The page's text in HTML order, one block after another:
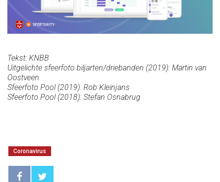
Tekst: KNBB
Uitgelichte sfeerfoto biljarten/driebanden (2019): Martin van
Oostveen
Sfeerfoto Pool (2019): Rob Kleinjans
Sfeerfoto Pool (2018): Stefan Osnabrug
Coronavirus